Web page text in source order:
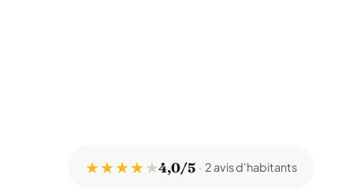
★ ★ ★ ★★4,0/5 2 avis d'habitants